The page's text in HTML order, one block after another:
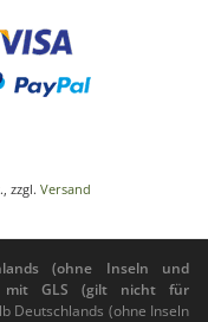
zzgl. Versand
(ohne Inseln und
mit GLS (gilt nicht für
Deutschlands (ohne Inseln